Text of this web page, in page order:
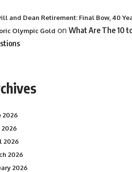
and Dean Retirement: Final Bow, 40
Olympic Gold on What Are The 10
2026
2026
2026
2026
2026